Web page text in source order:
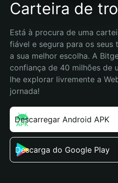
Carteira de
Está à procura de uma
fiável e segura para os seus
a sua melhor escolha. A
confiança de 40 milhões de
lhe explorar livremente a
jornada!
Descarregar Android APK
Descarga do Google Play